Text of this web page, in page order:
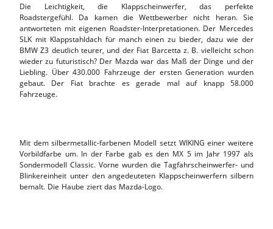
Die Leichtigkeit, die Klappscheinwerfer, das perfekte
Roadstergefühl. Da kamen die Wettbewerber nicht heran. Sie
antworteten mit eigenen Roadster-Interpretationen. Der Mercedes
SLK mit Klappstahldach für manch einen zu bieder, dazu wie der
BMW Z3 deutlich teurer, und der Fiat Barcetta z. B. vielleicht schon
wieder zu futuristisch? Der Mazda war das Maß der Dinge und der
Liebling. Über 430.000 Fahrzeuge der ersten Generation wurden
gebaut. Der Fiat brachte es gerade mal auf knapp 58.000
Fahrzeuge.
Mit dem silbermetallic-farbenen Modell setzt WIKING einer weitere
Vorbildfarbe um. In der Farbe gab es den MX 5 im Jahr 1997 als
Sondermodell Classic. Vorne wurden die Tagfahrscheinwerfer- und
Blinkereinheit unter den angedeuteten Klappscheinwerfern silbern
bemalt. Die Haube ziert das Mazda-Logo.